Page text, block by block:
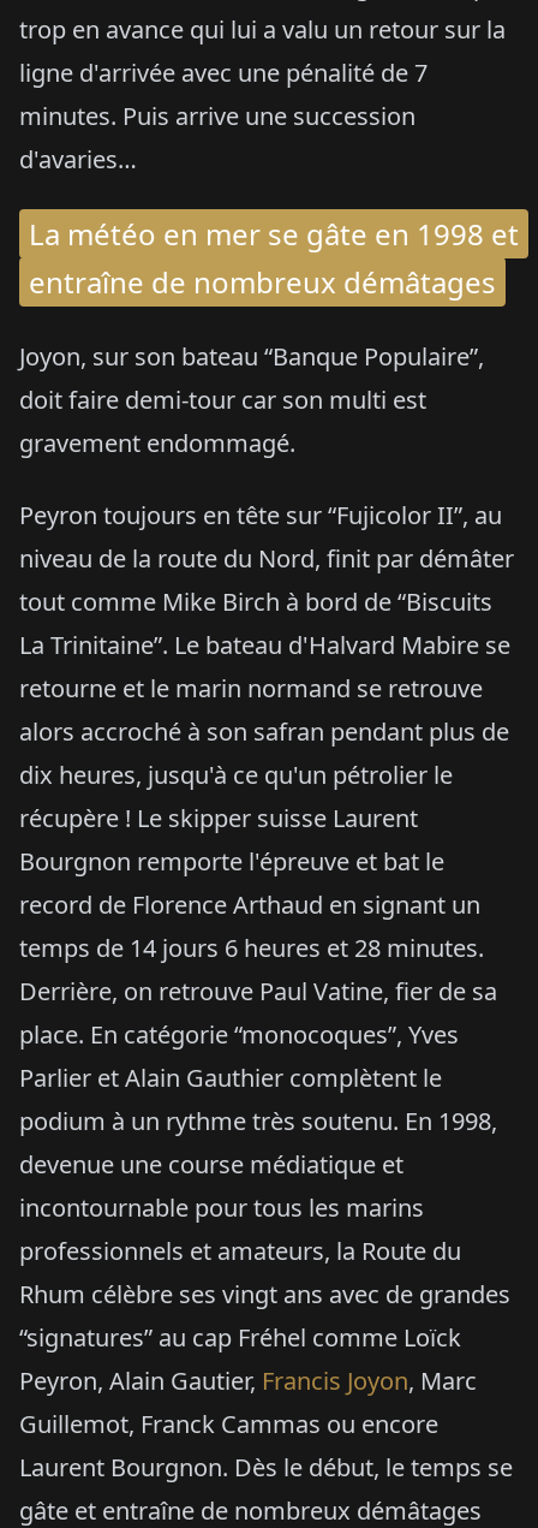
trop en avance qui lui a valu un retour sur la
ligne d'arrivée avec une pénalité de 7
minutes. Puis arrive une succession
d'avaries…
La météo en mer se gâte en 1998 et
entraîne de nombreux démâtages
Joyon, sur son bateau “Banque Populaire”,
doit faire demi-tour car son multi est
gravement endommagé.
Peyron toujours en tête sur “Fujicolor II”, au
niveau de la route du Nord, finit par démâter
tout comme Mike Birch à bord de “Biscuits
La Trinitaine”. Le bateau d'Halvard Mabire se
retourne et le marin normand se retrouve
alors accroché à son safran pendant plus de
dix heures, jusqu'à ce qu'un pétrolier le
récupère ! Le skipper suisse Laurent
Bourgnon remporte l'épreuve et bat le
record de Florence Arthaud en signant un
temps de 14 jours 6 heures et 28 minutes.
Derrière, on retrouve Paul Vatine, fier de sa
place. En catégorie “monocoques”, Yves
Parlier et Alain Gauthier complètent le
podium à un rythme très soutenu. En 1998,
devenue une course médiatique et
incontournable pour tous les marins
professionnels et amateurs, la Route du
Rhum célèbre ses vingt ans avec de grandes
“signatures” au cap Fréhel comme Loïck
Peyron, Alain Gautier, Francis Joyon, Marc
Guillemot, Franck Cammas ou encore
Laurent Bourgnon. Dès le début, le temps se
gâte et entraîne de nombreux démâtages